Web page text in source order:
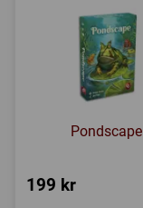
Pondscape
199 kr